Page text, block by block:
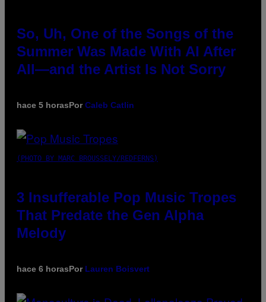
So, Uh, One of the Songs of the
Summer Was Made With AI After
All—and the Artist Is Not Sorry
hace 5 horasPorCaleb Catlin
(PHOTO BY MARC BROUSSELY/REDFERNS)
3 Insufferable Pop Music Tropes
That Predate the Gen Alpha
Melody
hace 6 horasPor Lauren Boisvert